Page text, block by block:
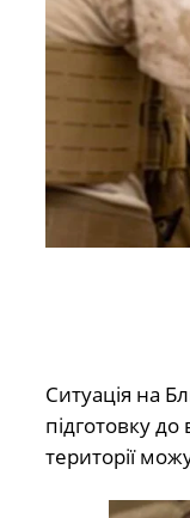
Ситуація на
підготовку
території